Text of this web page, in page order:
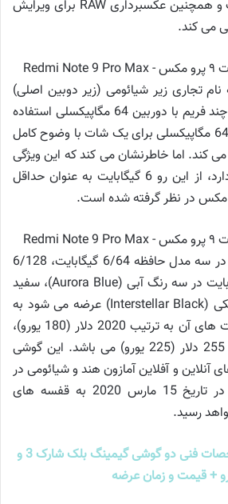
این گوشی از حالت شب و همچنین عکسبرداری RAW برای ویرایش
می کند.
تجاری زیر شیائومی (زیر دوبین اصلی)
می گوید از کاهش نویز چند فریم با دوربین 64 مگاپیکسلی استفاده
می کند و از هشت عدد 64 مگاپیکسلی برای یک شات با وضوح کامل
می کند. اما خاطرنشان می کند که این ویژگی
به 6 گیگابایت رم نیاز دارد، از این رو 6 گیگابایت به عنوان حداقل
ردمی نوت 9 پرو مکس در سه مدل حافظه 6/64 گیگابایت، 6/128
گیگابایت و 8/128 گیگابایت در سه رنگ آبی (Aurora Blue)، سفید
(Glacier White) و مشکی (Interstellar Black) عرضه می شود به
بازار خواهد آمد که قیمت های آن به ترتیب 2020 دلار (180 یورو)،
230 دلار (205 یورو) و 255 دلار (225 یورو) می باشد. این گوشی
آنلاین و آفلاین آمازون هند و شیائومی در
دسترس خواهد بود و در تاریخ 15 مارس 2020 به قفسه های
رسید.
مشخصات فنی دو گوشی گیمینگ بلک شارک 3 و